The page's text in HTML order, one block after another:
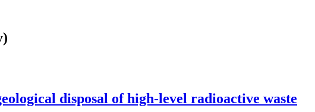
disposal of high-level radioactive waste